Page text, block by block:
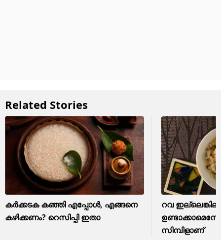
Related Stories
കർക്കടക കഞ്ഞി എപ്പോള്‍, എങ്ങനെ
കഴിക്കണം? റെസിപ്പി ഇതാ
റവ
സിമ്പിളാണ്